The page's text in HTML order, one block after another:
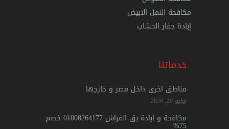
مكافحة النمل الابيض
إبادة حفار الخشاب
خدماتنا
مناطق اخرى داخل مصر و خارجها
يوليو 28, 2026
مكافحة و ابادة بق الفراش 01008264177 خصم
75%